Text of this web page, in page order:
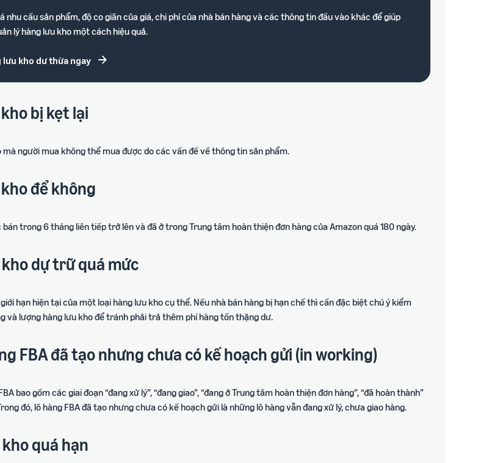
nhu cầu sản phẩm, độ co giãn của giá, chi phí của nhà bán hàng và các thông tin đầu vào khác để giúp
lý hàng lưu kho một cách hiệu quả.
kho dư thừa ngay
bị kẹt lại
mà người mua không thể mua được do các vấn đề về thông tin sản phẩm.
để không
trong 6 tháng liên tiếp trở lên và đã ở trong Trung tâm hoàn thiện đơn hàng của Amazon quá 180 ngày.
dự trữ quá mức
hạn hiện tại của một loại hàng lưu kho cụ thể. Nếu nhà bán hàng bị hạn chế thì cần đặc biệt chú ý kiểm
và lượng hàng lưu kho để tránh phải trả thêm phí hàng tồn thặng dư.
FBA đã tạo nhưng chưa có kế hoạch gửi (in working)
bao gồm các giai đoạn “đang xử lý”, “đang giao”, “đang ở Trung tâm hoàn thiện đơn hàng”, “đã hoàn thành”
đó, lô hàng FBA đã tạo nhưng chưa có kế hoạch gửi là những lô hàng vẫn đang xử lý, chưa giao hàng.
quá hạn